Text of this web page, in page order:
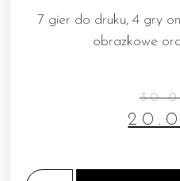
7 gier do druku, 4 gry
obrazkowe